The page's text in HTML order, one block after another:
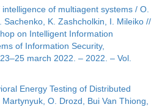
of multiagent systems / O.
Sachenko, K. Zashcholkin, I. Mileiko //
on Intelligent Information
of Information Security,
march 2022. – 2022. – Vol.
Energy Testing of Distributed
O. Drozd, Bui Van Thiong,